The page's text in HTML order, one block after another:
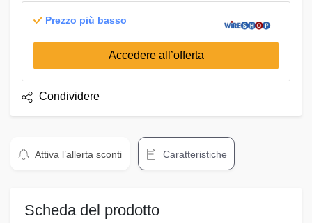
Prezzo più basso
Accedere all’offerta
Condividere
Attiva l’allerta sconti Caratteristiche
Scheda del prodotto